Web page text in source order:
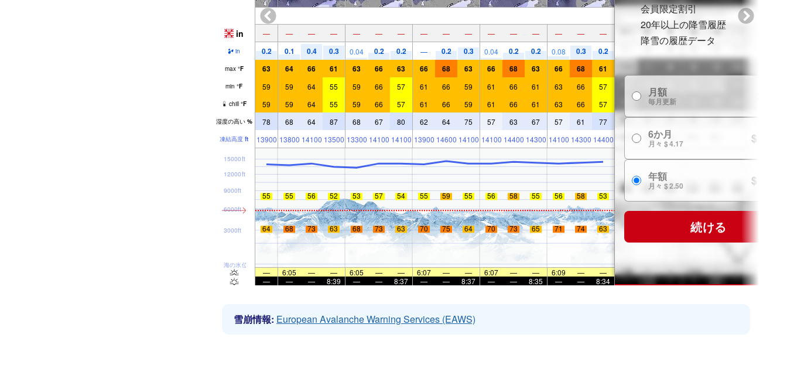
in — — — — — — — — — — — — — — — —
in 0.2 0.1 0.4 0.3 0.04 0.2 0.2 — 0.2 0.3 0.04 0.2 0.2 0.08 0.3 0.2
max °F 63 64 66 61 63 66 63 66 68 63 66 68 63 66 68 61
min °F 59 59 64 55 59 66 57 61 66 59 61 66 61 63 66 57
chill °F 59 59 64 55 59 66 57 61 66 59 61 66 61 63 66 57
湿度の高い % 78 68 64 87 68 67 80 62 64 75 57 63 67 57 61 77
凍結高度 ft 13900 13800 14100 13500 13300 14100 14100 13900 14600 14100 14100 14400 14300 14100 14300 14400
海の水位
3000ft
6000ft
9000ft
12000ft
15000ft
55 55 56 52 53 57 54 55 59 55 56 58 55 56 58 53
64 68 73 63 68 73 63 70 75 64 70 73 65 71 74 63
— 6:05 — — 6:05 — — 6:07 — — 6:07 — — 6:09 —
—
—
— — 8:39 — — 8:37 — — 8:37 — — 8:35 — — 8:34
会員限定割引
20年以上の降雪履歴
降雪の履歴データ
月額
毎月更新
6か月
月々 $ 4.17 $ 24.99
年額
月々 $ 2.50 $ 29.99
続ける
雪崩情報: European Avalanche Warning Services (EAWS)